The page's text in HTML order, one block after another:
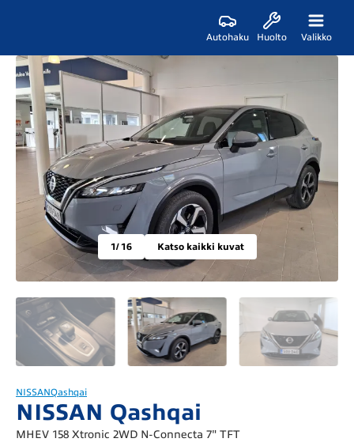
Autohaku Huolto Valikko
1/ 16 Katso kaikki kuvat
NISSANQashqai
NISSAN Qashqai
MHEV 158 Xtronic 2WD N-Connecta 7" TFT